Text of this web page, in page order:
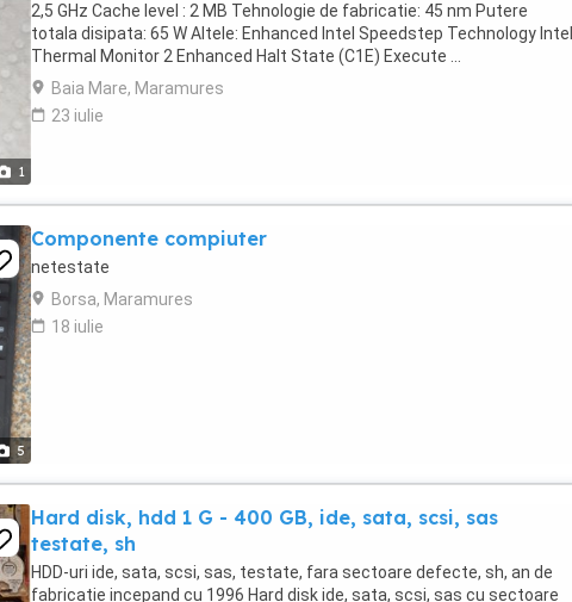
1
2,5 GHz Cache level : 2 MB Tehnologie de fabricatie: 45 nm Putere
totala disipata: 65 W Altele: Enhanced Intel Speedstep Technology Intel
Thermal Monitor 2 Enhanced Halt State (C1E) Execute ...
Baia Mare, Maramures
23 iulie
5
Componente compiuter
netestate
Borsa, Maramures
18 iulie
Hard disk, hdd 1 G - 400 GB, ide, sata, scsi, sas
testate, sh
HDD-uri ide, sata, scsi, sas, testate, fara sectoare defecte, sh, an de
fabricatie incepand cu 1996 Hard disk ide, sata, scsi, sas cu sectoare